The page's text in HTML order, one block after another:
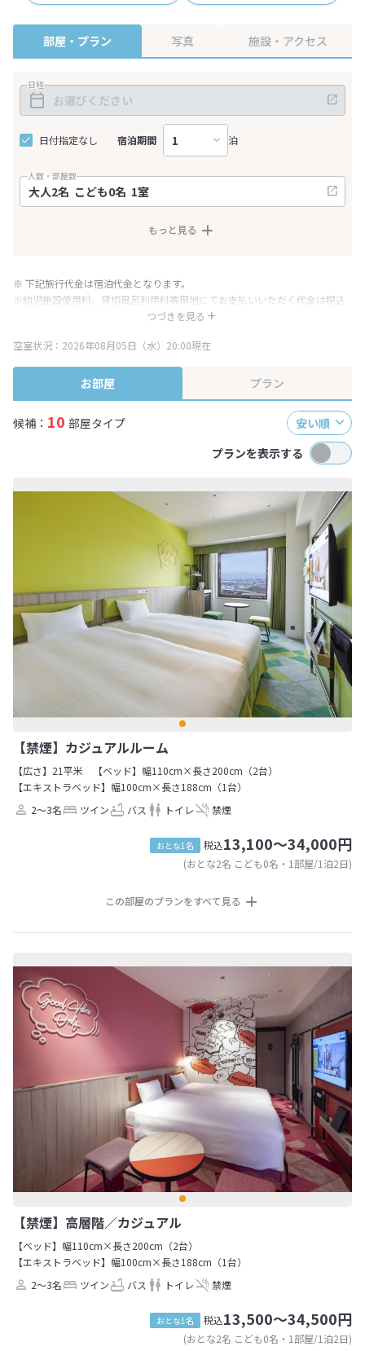
部屋・プラン 写真 施設・アクセス
日程
日付指定なし 宿泊期間 泊
人数・部屋数
もっと見る
つづきを見る
※ 下記旅行代金は宿泊代金となります。
※幼児施設使用料、貸切風呂利用料等現地にてお支払いいただく代金は税込
み表記となりますが、消費税増税に伴い代金が一部変更となる場合がござい
※表示されている旅行代金・プラン内容は一定時間ごとに更新されます。最
終確認画面でご確認ください。
空室状況：2026年08月05日（水）20:00現在
お部屋 プラン
候補： 10 部屋タイプ
安い順
プランを表示する
【禁煙】カジュアルルーム
【広さ】21平米
【ベッド】幅110cm×長さ200cm（2台）
【エキストラベッド】幅100cm×長さ188cm（1台）
2～3名
ツイン バス トイレ 禁煙
おとな1名 税込13,100～34,000円
(おとな2名 こども0名・1部屋/1泊2日)
この部屋のプランをすべて見る
【禁煙】高層階／カジュアル
【ベッド】幅110cm×長さ200cm（2台）
【エキストラベッド】幅100cm×長さ188cm（1台）
2～3名
ツイン バス トイレ 禁煙
おとな1名 税込13,500～34,500円
(おとな2名 こども0名・1部屋/1泊2日)